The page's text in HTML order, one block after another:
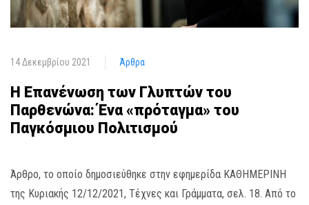
14 Δεκεμβρίου 2021 Άρθρα
Η Επανένωση των Γλυπτών του
Παρθενώνα: Ένα «πρόταγμα» του
Παγκόσμιου Πολιτισμού
Άρθρο, το οποίο δημοσιεύθηκε στην εφημερίδα ΚΑΘΗΜΕΡΙΝΗ
της Κυριακής 12/12/2021, Τέχνες και Γράμματα, σελ. 18. Από το